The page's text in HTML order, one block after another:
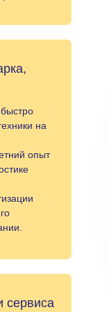
на
опыт
сервиса